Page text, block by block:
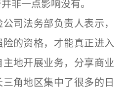
非一点影响没有。
司法务部负责人表示，
的资格，才能真正进入
地开展业务，分享商业
角地区集中了很多的日